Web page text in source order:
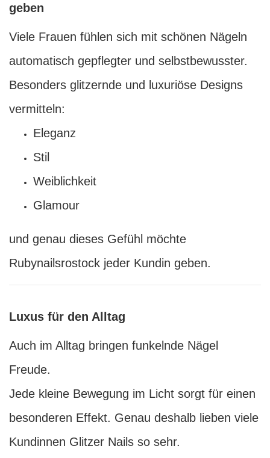
geben
Viele Frauen fühlen sich mit schönen Nägeln
automatisch gepflegter und selbstbewusster.
Besonders glitzernde und luxuriöse Designs
vermitteln:
Eleganz
Stil
Weiblichkeit
Glamour
und genau dieses Gefühl möchte
Rubynailsrostock jeder Kundin geben.
Luxus für den Alltag
Auch im Alltag bringen funkelnde Nägel
Freude.
Jede kleine Bewegung im Licht sorgt für einen
besonderen Effekt. Genau deshalb lieben viele
Kundinnen Glitzer Nails so sehr.